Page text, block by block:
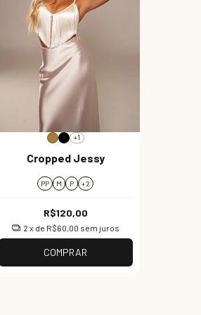
+1
Cropped Jessy
PP M P + 2
R$120,00
2 x de R$60,00 sem juros
COMPRAR